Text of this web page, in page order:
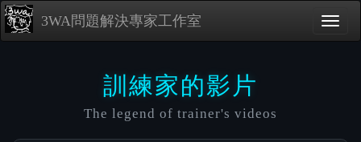
3WA問題解決專家工作室
訓練家的影片
The legend of trainer's videos